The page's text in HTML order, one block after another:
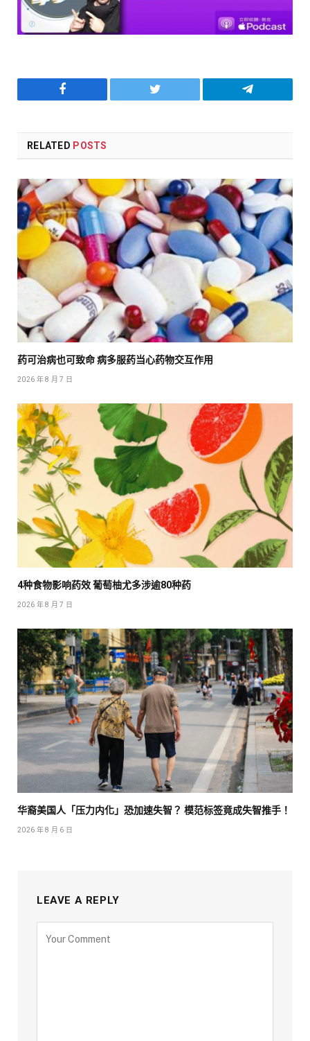
Facebook Twitter Telegram
RELATED POSTS
药可治病也可致命 病多服药当心药物交互作用
2026 年 8 月 7 日
4种食物影响药效 葡萄柚尤多涉逾80种药
2026 年 8 月 7 日
华裔美国人「压力内化」恐加速失智？ 模范标签竟成失智推手！
2026 年 8 月 6 日
LEAVE A REPLY